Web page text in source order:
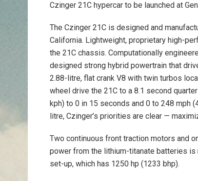
Czinger 21C hypercar to be launched at
The Czinger 21C is designed and
California. Lightweight, proprietary high-
the 21C chassis. Computationally
designed strong hybrid powertrain that
2.88-litre, flat crank V8 with twin turbos
wheel drive the 21C to a 8.1 second
kph) to 0 in 15 seconds and 0 to 248 mph
litre, Czinger’s priorities are clear —
Two continuous front traction motors and
power from the lithium-titanate batteries
set-up, which has 1250 hp (1233 bhp).